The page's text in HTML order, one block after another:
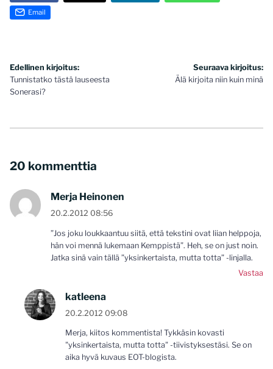
Email
Artikkelien
selaus
Edellinen kirjoitus:
Tunnistatko tästä lauseesta
Sonerasi?
Seuraava kirjoitus:
Älä kirjoita niin kuin minä
20 kommenttia
Merja Heinonen
20.2.2012 08:56
”Jos joku loukkaantuu siitä, että tekstini ovat liian helppoja,
hän voi mennä lukemaan Kemppistä”. Heh, se on just noin.
Jatka sinä vain tällä ”yksinkertaista, mutta totta” -linjalla.
Vastaa
katleena
20.2.2012 09:08
Merja, kiitos kommentista! Tykkäsin kovasti
"yksinkertaista, mutta totta" -tiivistyksestäsi. Se on
aika hyvä kuvaus EOT-blogista.